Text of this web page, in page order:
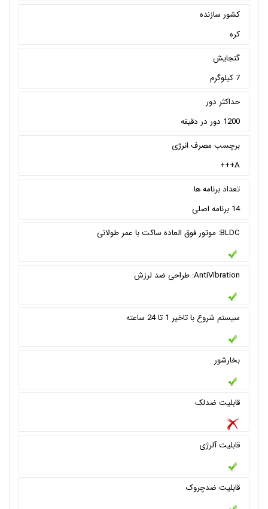
کشور سازنده
کره
گنجایش
7 کیلوگرم
حداکثر دور
1200 دور در دقیقه
برچسب مصرف انرژی
A+++
تعداد برنامه ها
14 برنامه اصلی
BLDC: موتور فوق العاده ساکت با عمر طولانی
AntiVibration: طراحی ضد لرزش
سيستم شروع با تاخیر 1 تا 24 ساعته
بخارشور
قابلیت ضدلک
قابلیت آلرژی
قابلیت ضدچروک